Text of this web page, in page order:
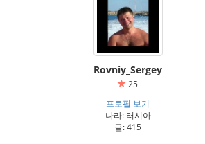
Rovniy_Sergey
25
프로필 보기
나라: 러시아
글: 415